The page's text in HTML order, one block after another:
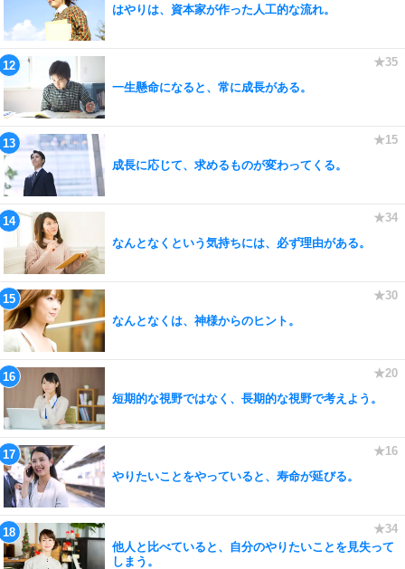
はやりは、資本家が作った人工的な流れ。
一生懸命になると、常に成長がある。
成長に応じて、求めるものが変わってくる。
なんとなくという気持ちには、必ず理由がある。
なんとなくは、神様からのヒント。
短期的な視野ではなく、長期的な視野で考えよう。
やりたいことをやっていると、寿命が延びる。
他人と比べていると、自分のやりたいことを見失って
しまう。